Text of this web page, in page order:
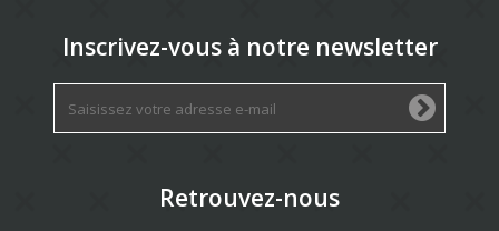
Inscrivez-vous à notre newsletter
Retrouvez-nous